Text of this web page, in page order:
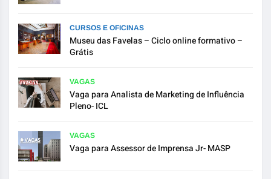
CURSOS E OFICINAS
Museu das Favelas – Ciclo online formativo –
Grátis
VAGAS
Vaga para Analista de Marketing de Influência
Pleno- ICL
VAGAS
Vaga para Assessor de Imprensa Jr- MASP